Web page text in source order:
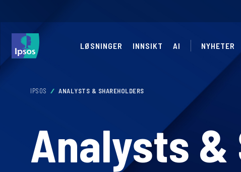
LØSNINGER INNSIKT AI NYHETER
IPSOS ANALYSTS & SHAREHOLDERS
Analysts